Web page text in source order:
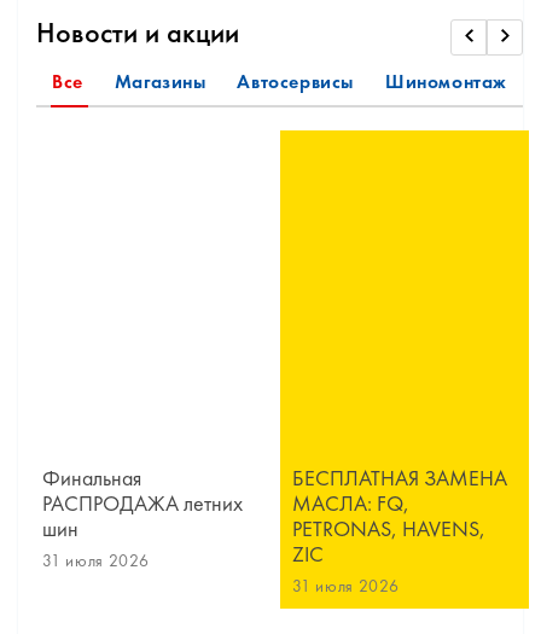
Новости и акции
Все Магазины Автосервисы Шиномонтаж
Финальная
РАСПРОДАЖА летних
шин
31 июля 2026
БЕСПЛАТНАЯ ЗАМЕНА
МАСЛА: FQ,
PETRONAS, HAVENS,
ZIC
31 июля 2026